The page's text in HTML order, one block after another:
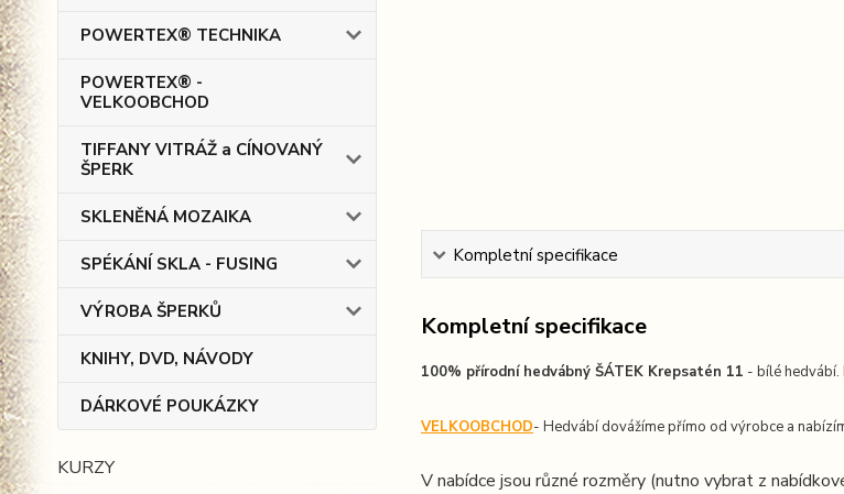
POWERTEX® TECHNIKA
POWERTEX® -
VELKOOBCHOD
TIFFANY VITRÁŽ a CÍNOVANÝ
ŠPERK
SKLENĚNÁ MOZAIKA
SPÉKÁNÍ SKLA - FUSING
VÝROBA ŠPERKŮ
KNIHY, DVD, NÁVODY
DÁRKOVÉ POUKÁZKY
KURZY
Kompletní specifikace
Kompletní specifikace
100% přírodní hedvábný ŠÁTEK Krepsatén 11 - bílé hedvábí.
VELKOOBCHOD- Hedvábí dovážíme přímo od výrobce a
V nabídce jsou různé rozměry (nutno vybrat z